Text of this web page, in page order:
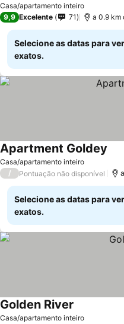
Casa/apartamento inteiro
9,9 Excelente 71 a 0.9 km
Selecione as datas para
exatos.
Casa/apartamento inteiro
Apartment Goldey
/ Pontuação não disponível
Selecione as datas para
exatos.
Casa/apartamento inteiro
Golden River